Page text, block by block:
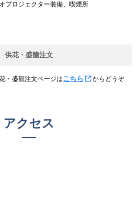
プロジェクター装備、喫煙所
供花・盛籠注文
・盛籠注文ページはこちら からどうぞ
アクセス